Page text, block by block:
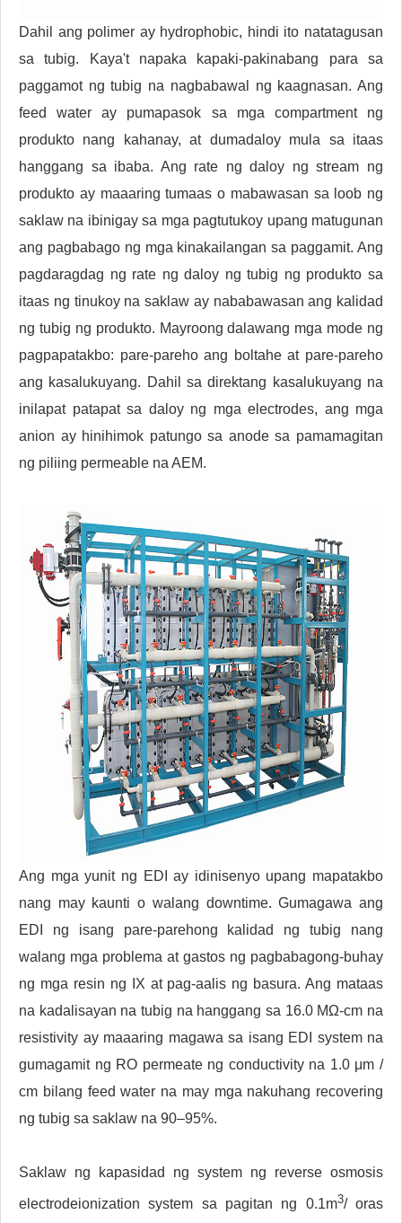
Dahil ang polimer ay hydrophobic, hindi ito natatagusan
sa tubig. Kaya't napaka kapaki-pakinabang para sa
paggamot ng tubig na nagbabawal ng kaagnasan. Ang
feed water ay pumapasok sa mga compartment ng
produkto nang kahanay, at dumadaloy mula sa itaas
hanggang sa ibaba. Ang rate ng daloy ng stream ng
produkto ay maaaring tumaas o mabawasan sa loob ng
saklaw na ibinigay sa mga pagtutukoy upang matugunan
ang pagbabago ng mga kinakailangan sa paggamit. Ang
pagdaragdag ng rate ng daloy ng tubig ng produkto sa
itaas ng tinukoy na saklaw ay nababawasan ang kalidad
ng tubig ng produkto. Mayroong dalawang mga mode ng
pagpapatakbo: pare-pareho ang boltahe at pare-pareho
ang kasalukuyang. Dahil sa direktang kasalukuyang na
inilapat patapat sa daloy ng mga electrodes, ang mga
anion ay hinihimok patungo sa anode sa pamamagitan
ng piliing permeable na AEM.
Ang mga yunit ng EDI ay idinisenyo upang mapatakbo
nang may kaunti o walang downtime. Gumagawa ang
EDI ng isang pare-parehong kalidad ng tubig nang
walang mga problema at gastos ng pagbabagong-buhay
ng mga resin ng IX at pag-aalis ng basura. Ang mataas
na kadalisayan na tubig na hanggang sa 16.0 MΩ-cm na
resistivity ay maaaring magawa sa isang EDI system na
gumagamit ng RO permeate ng conductivity na 1.0 μm /
cm bilang feed water na may mga nakuhang recovering
ng tubig sa saklaw na 90–95%.
Saklaw ng kapasidad ng system ng reverse osmosis
electrodeionization system sa pagitan ng 0.1m3/ oras